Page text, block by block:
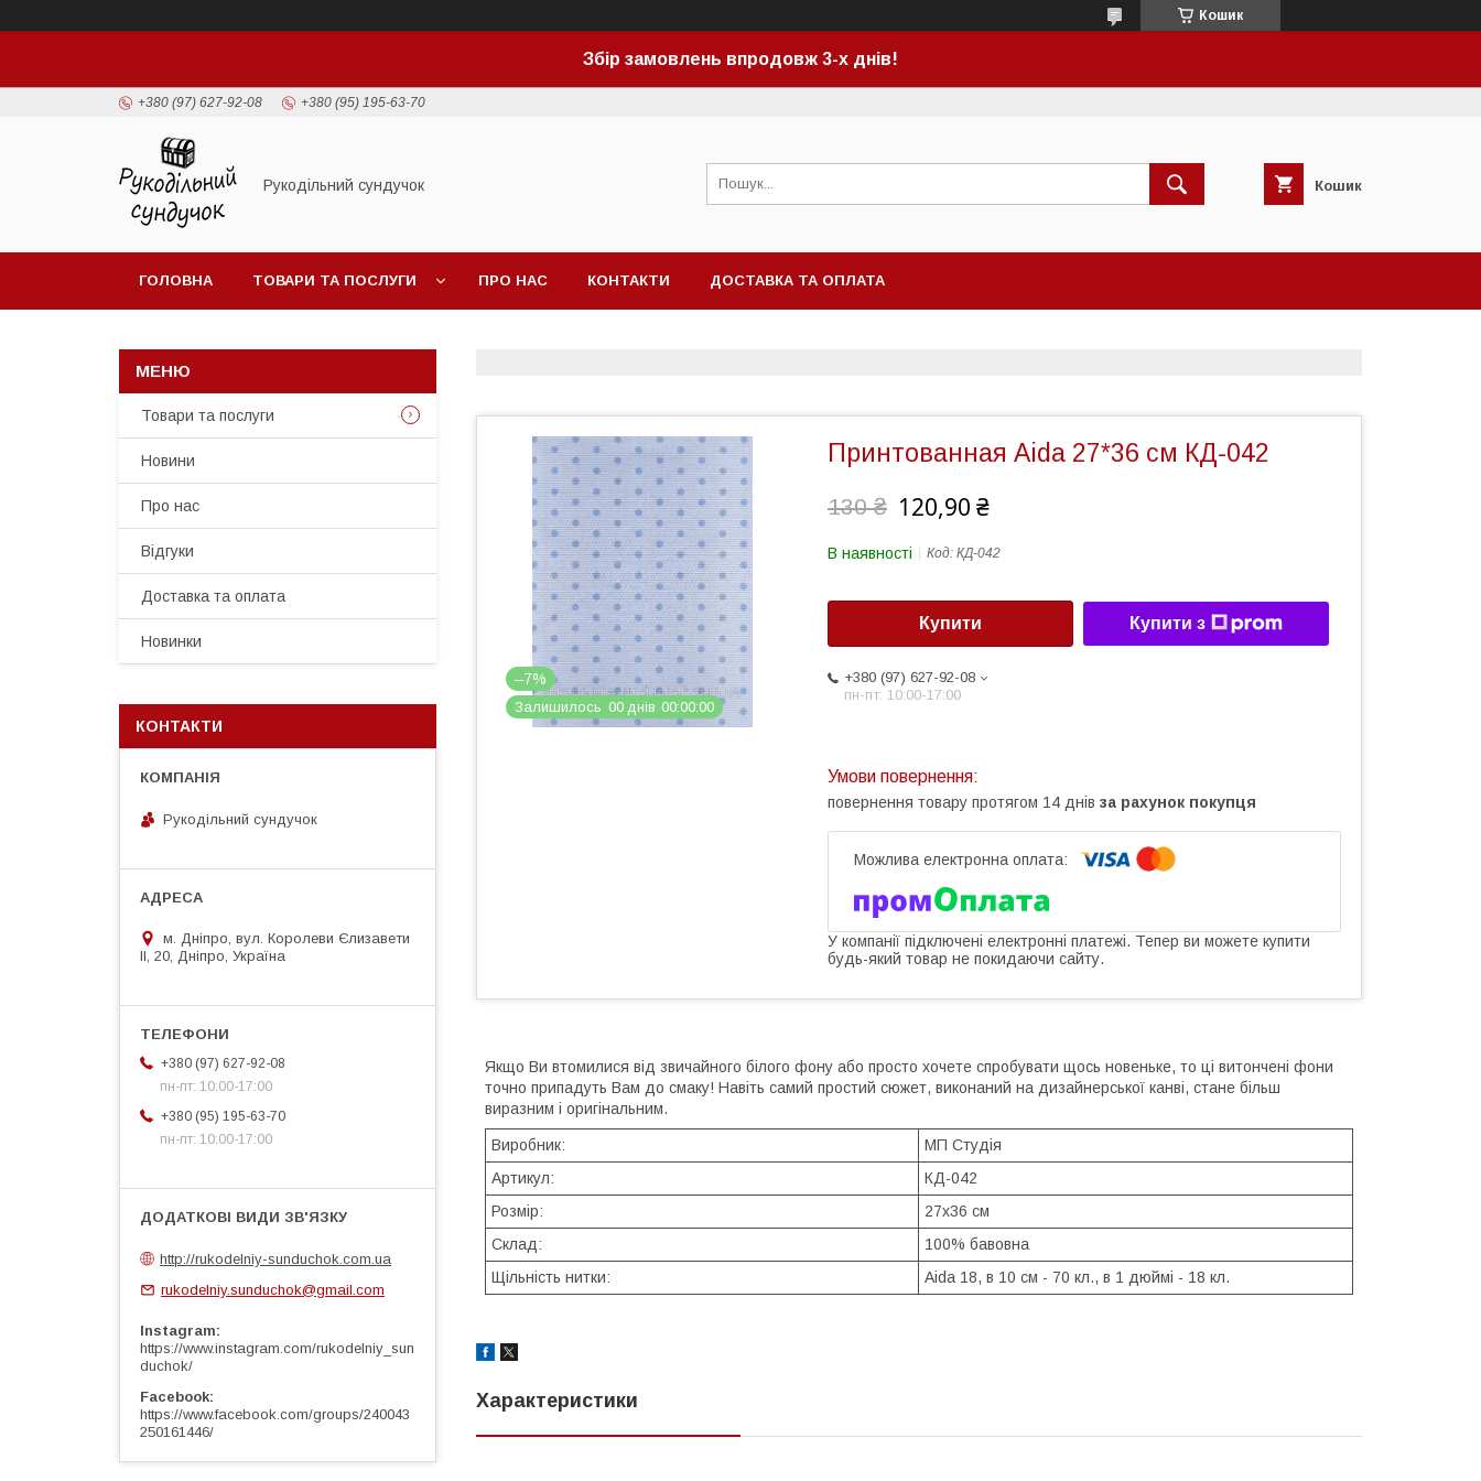
Кошик
Збір замовлень впродовж 3-х днів!
+380 (97) 627-92-08 +380 (95) 195-63-70
Рукодільний сундучок Кошик
ГОЛОВНА ТОВАРИ ТА ПОСЛУГИ ПРО НАС КОНТАКТИ ДОСТАВКА ТА ОПЛАТА
–7%
Залишилось 00 днів 00 00 00
Принтованная Aida 27*36 см КД-042
130 ₴ 120,90 ₴
В наявності Код: КД-042
Купити Купити з
+380 (97) 627-92-08
пн-пт: 10:00-17:00
повернення товару протягом 14 днів за рахунок покупця
У компанії підключені електронні платежі. Тепер ви можете купити
будь-який товар не покидаючи сайту.
Якщо Ви втомилися від звичайного білого фону або просто хочете спробувати щось новеньке, то ці витончені фони
точно припадуть Вам до смаку! Навіть самий простий сюжет, виконаний на дизайнерської канві, стане більш
виразним і оригінальним.
Виробник:
МП Студія
Артикул:
КД-042
Розмір:
27х36 см
Склад:
100% бавовна
Щільність нитки:
Aida 18, в 10 см - 70 кл., в 1 дюймі - 18 кл.
Характеристики
Товари та послуги
Новини
Про нас
Відгуки
Доставка та оплата
Новинки
КОНТАКТИ
Рукодільний сундучок
м. Дніпро, вул. Королеви Єлизавети
ІІ, 20, Дніпро, Україна
+380 (97) 627-92-08
пн-пт: 10:00-17:00
+380 (95) 195-63-70
пн-пт: 10:00-17:00
http://rukodelniy-sunduchok.com.ua
rukodelniy.sunduchok@gmail.com
Instagram
https://www.instagram.com/rukodelniy_sun
duchok/
Facebook
https://www.facebook.com/groups/240043
250161446/